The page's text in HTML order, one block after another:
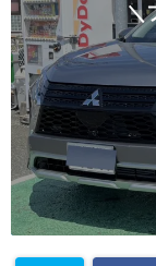
＼